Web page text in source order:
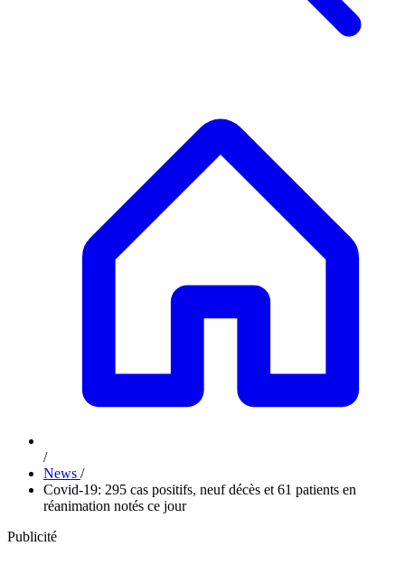
/
News /
Covid-19: 295 cas positifs, neuf décès et 61 patients en
réanimation notés ce jour
Publicité